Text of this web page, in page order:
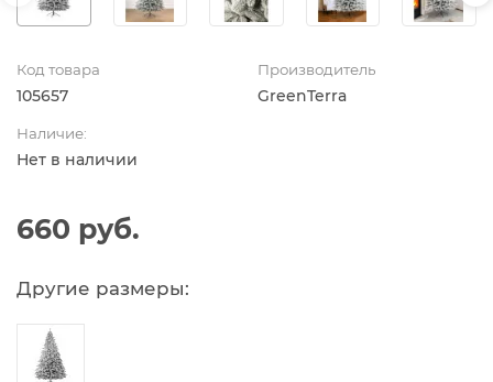
Код товара
105657
Производитель
GreenTerra
Наличие:
Нет в наличии
660 руб.
Другие размеры: